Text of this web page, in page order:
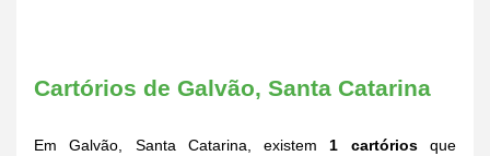
Cartórios de Galvão, Santa Catarina
Em Galvão, Santa Catarina, existem 1 cartóriosque